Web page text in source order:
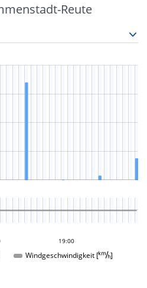
Reute
19:00
Windgeschwindigkeit []